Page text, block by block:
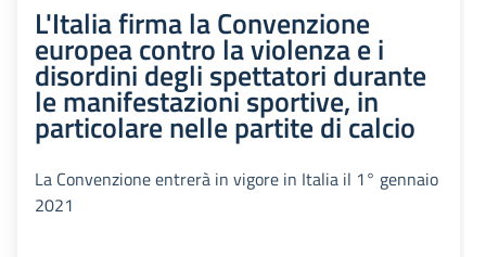
L'Italia firma la Convenzione
europea contro la violenza e i
disordini degli spettatori durante
le manifestazioni sportive, in
particolare nelle partite di calcio
La Convenzione entrerà in vigore in Italia il 1° gennaio
2021